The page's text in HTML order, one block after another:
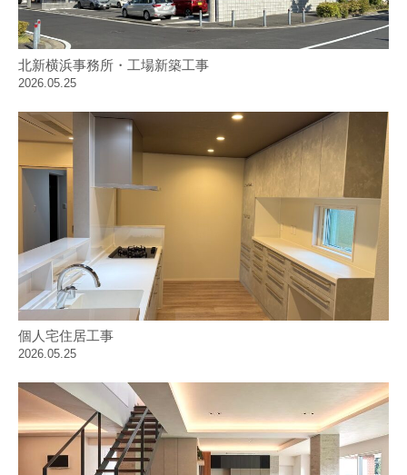
北新横浜事務所・工場新築工事
2026.05.25
個人宅住居工事
2026.05.25